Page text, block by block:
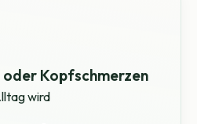
Kopfschmerzen
wird